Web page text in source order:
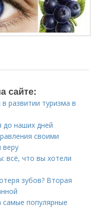
сайте:
развитии туризма в
до наших дней
своими
веру
всё, что вы хотели
зубов? Вторая
самые популярные